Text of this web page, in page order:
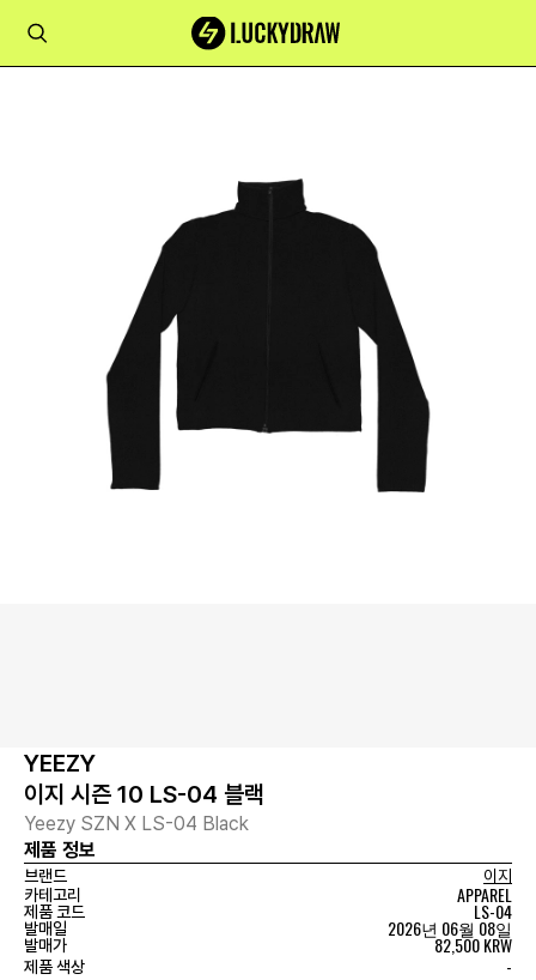
YEEZY
이지 시즌 10 LS-04 블랙
Yeezy SZN X LS-04 Black
제품 정보
브랜드
이지
카테고리
APPAREL
제품 코드 LS-04
발매일 2026년 06월 08일
발매가 82,500 KRW
제품 색상 -